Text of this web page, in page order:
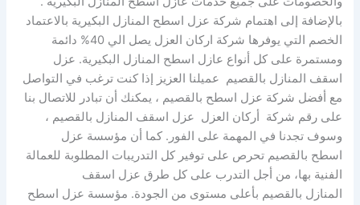
بالإضافة إلى اهتمام شركة عزل اسطح المنازل البكيرية بالاعتماد
الخصم التي يوفرها شركة اركان العزل يصل الي 40% دائمة
ومستمرة على كل أنواع عازل اسطح المنازل البكيرية. عزل
اسقف المنازل بالقصيم عميلنا العزيز إذا كنت ترغب في التواصل
مع أفضل شركة عزل اسطح بالقصيم ، يمكنك أن تبادر للاتصال بنا
على رقم شركة أركان العزل عزل اسقف المنازل بالقصيم ،
وسوف تجدنا في المهمة على الفور. كما أن مؤسسة عزل
اسطح بالقصيم تحرص على توفير كل التدريبات المطلوبة للعمالة
الفنية بها، من أجل التدرب على كل طرق عزل اسقف
المنازل بالقصيم بأعلى مستوى من الجودة. مؤسسة عزل اسطح